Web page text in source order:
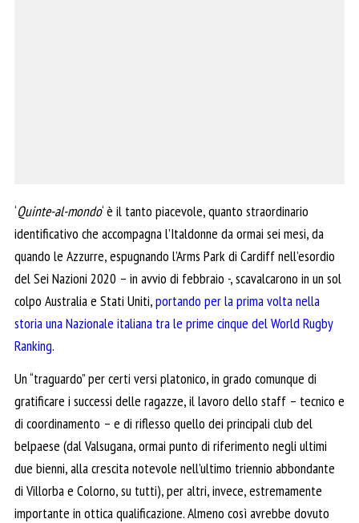
‘Quinte-al-mondo‘ è il tanto piacevole, quanto straordinario
identificativo che accompagna l’Italdonne da ormai sei mesi, da
quando le Azzurre, espugnando l’Arms Park di Cardiff nell’esordio
del Sei Nazioni 2020 – in avvio di febbraio -, scavalcarono in un sol
colpo Australia e Stati Uniti,portando per la prima volta nella
storia una Nazionale italiana tra le prime cinque del World Rugby
Ranking.
Un “traguardo” per certi versi platonico, in grado comunque di
gratificare i successi delle ragazze, il lavoro dello staff – tecnico e
di coordinamento – e di riflesso quello dei principali club del
belpaese (dal Valsugana, ormai punto di riferimento negli ultimi
due bienni, alla crescita notevole nell’ultimo triennio abbondante
di Villorba e Colorno, su tutti), per altri, invece, estremamente
importante in ottica qualificazione. Almeno così avrebbe dovuto